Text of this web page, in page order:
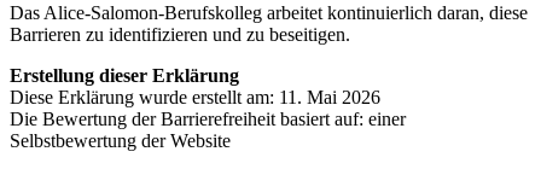
Das Alice-Salomon-Berufskolleg arbeitet kontinuierlich daran, diese
Barrieren zu identifizieren und zu beseitigen.
Erstellung dieser Erklärung
Diese Erklärung wurde erstellt am: 11. Mai 2026
Die Bewertung der Barrierefreiheit basiert auf: einer
Selbstbewertung der Website